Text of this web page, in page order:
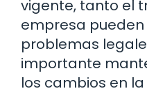
vigente, tanto el
empresa
problemas
importante
los cambios en